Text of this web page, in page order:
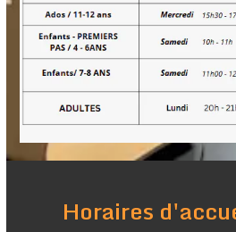
Horaires